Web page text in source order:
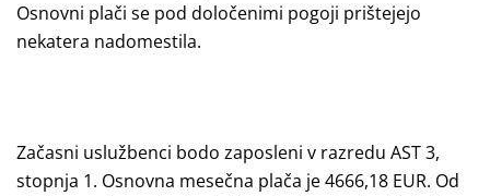
Osnovni plači se pod določenimi pogoji prištejejo
nekatera nadomestila.
Začasni uslužbenci bodo zaposleni v razredu AST 3,
stopnja 1. Osnovna mesečna plača je 4666,18 EUR. Od